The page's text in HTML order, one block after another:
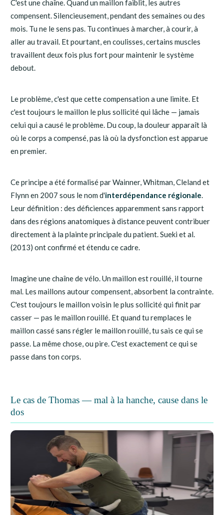
C'est une chaîne. Quand un maillon faiblit, les autres
compensent. Silencieusement, pendant des semaines ou des
mois. Tu ne le sens pas. Tu continues à marcher, à courir, à
aller au travail. Et pourtant, en coulisses, certains muscles
travaillent deux fois plus fort pour maintenir le système
debout.
Le problème, c'est que cette compensation a une limite. Et
c'est toujours le maillon le plus sollicité qui lâche — jamais
celui qui a causé le problème. Du coup, la douleur apparaît là
où le corps a compensé, pas là où la dysfonction est apparue
en premier.
Ce principe a été formalisé par Wainner, Whitman, Cleland et
Flynn en 2007 sous le nom d'interdépendance régionale
Leur définition : des déficiences apparemment sans rapport
dans des régions anatomiques à distance peuvent contribuer
directement à la plainte principale du patient. Sueki et al.
(2013) ont confirmé et étendu ce cadre.
Imagine une chaîne de vélo. Un maillon est rouillé, il tourne
mal. Les maillons autour compensent, absorbent la contrainte.
C'est toujours le maillon voisin le plus sollicité qui finit par
casser — pas le maillon rouillé. Et quand tu remplaces le
maillon cassé sans régler le maillon rouillé, tu sais ce qui se
passe. La même chose, ou pire. C'est exactement ce qui se
passe dans ton corps.
Le cas de Thomas — mal à la hanche, cause dans le
dos